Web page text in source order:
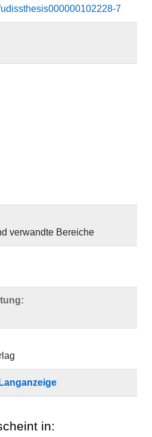
7
verwandte Bereiche
in: